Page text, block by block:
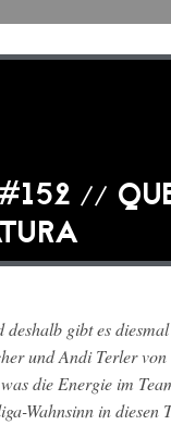
//
gibt es
und Andi Terler
die Energie im
Wahnsinn in diesen